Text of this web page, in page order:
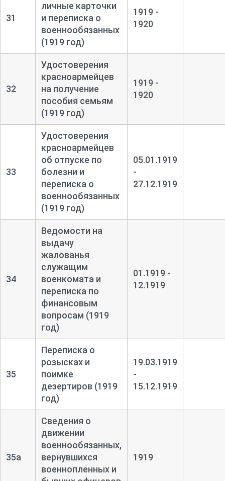
31
личные карточки
и переписка о
военнообязанных
(1919 год)
1919 -
1920
32
Удостоверения
красноармейцев
на получение
пособия семьям
(1919 год)
1919 -
1920
33
Удостоверения
красноармейцев
об отпуске по
болезни и
переписка о
военнообязанных
(1919 год)
05.01.1919
-
27.12.1919
34
Ведомости на
выдачу
жалованья
служащим
военкомата и
переписка по
финансовым
вопросам (1919
год)
01.1919 -
12.1919
35
Переписка о
розысках и
поимке
дезертиров (1919
год)
19.03.1919
-
15.12.1919
35а
Сведения о
движении
военнообязанных,
вернувшихся
военнопленных и
1919